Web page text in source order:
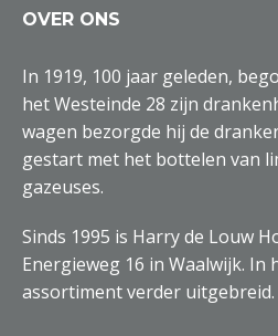
OVER ONS
In 1919, 100 jaar geleden,
het Westeinde 28 zijn
wagen bezorgde hij de
gestart met het bottelen van
gazeuses.
Sinds 1995 is Harry de Louw
Energieweg 16 in Waalwijk. In
assortiment verder uitgebreid.